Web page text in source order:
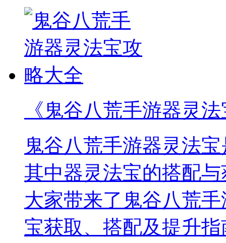
《鬼谷八荒手游器灵
鬼谷八荒手游器灵法
其中器灵法宝的搭配
大家带来了鬼谷八荒
宝获取、搭配及提升